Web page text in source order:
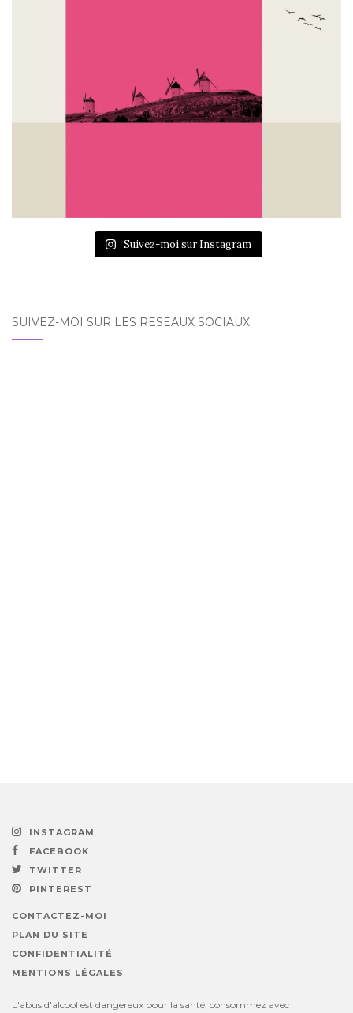
Suivez-moi sur Instagram
SUIVEZ-MOI SUR LES RÉSEAUX SOCIAUX
INSTAGRAM
FACEBOOK
TWITTER
PINTEREST
CONTACTEZ-MOI
PLAN DU SITE
CONFIDENTIALITÉ
MENTIONS LÉGALES
L'abus d'alcool est dangereux pour la santé, consommez avec